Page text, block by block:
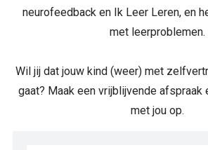
neurofeedback en Ik Leer Leren, en
met leerproblemen.
Wil jij dat jouw kind (weer) met
gaat? Maak een vrijblijvende afspraak
met jou op.